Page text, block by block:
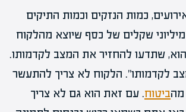
כמות הנזקים וכמות התיקים
שקלים של כסף שיוצא מהלקוח
שתדעו להחזיר את המצב לקדמותו.
לקדמותו”. הלקוח לא צריך להתעשר
מהביטוח. עם זאת הוא גם לא צריך